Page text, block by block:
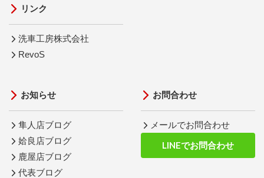
リンク
洗車工房株式会社
RevoS
お知らせ
隼人店ブログ
姶良店ブログ
鹿屋店ブログ
代表ブログ
お問合わせ
メールでお問合わせ
LINEでお問合わせ